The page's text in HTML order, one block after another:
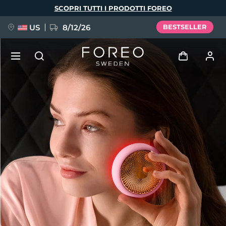
SCOPRI TUTTI I PRODOTTI FOREO
US 8/12/26 BESTSELLER
Accedi
Profilo utente
I miei dispositivi
I miei ordini
I miei indirizzi
I miei abbonamenti
NUOVO
FAQ™ Pure Beauty-Tech Elixir
BREAKING NEWS
issa™ Teeth Whitening Set
Lingua
Deutsch
Español
Français
Italiano
Português
Polski
Svenska
Русский
Türkçe
简体中文 繁體中文